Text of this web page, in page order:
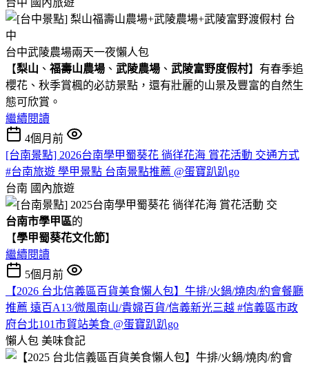
台中武陵農場兩天一夜懶人包
【梨山 、 福壽山農場 、 武陵農場 、 武陵富野度假村】有春季追
櫻花、秋季賞楓的必訪景點，還有壯麗的山景及豐富的自然生
態可欣賞。
繼續閱讀
4個月前
[台南景點] 2026台南學甲蜀葵花 徜徉花海 賞花活動 交通方式
#台南旅遊 學甲景點 台南景點推薦 @蛋寶趴趴go
台南 國內旅遊
台南市學甲區的
【學甲蜀葵花文化節】
繼續閱讀
5個月前
【2026 台北信義區百貨美食懶人包】牛排/火鍋/燒肉/約會餐廳
推薦 遠百A13/微風南山/貴婦百貨/信義新光三越 #信義區市政
府台北101市貿站美食 @蛋寶趴趴go
懶人包 美味食記